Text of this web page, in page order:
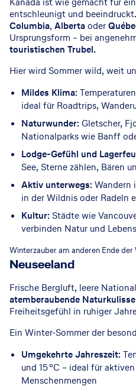
entschleunigt und
Columbia, Albertaoder
Ursprungsform – bei
touristischen Trubel.
Hier wird Sommer wild, weit
Mildes Klima:
ideal für Roadtrips,
Naturwunder: Gletscher,
Nationalparks wie Banff
Lodge-Gefühl und
See, Sterne zählen, Bären
Aktiv unterwegs: Wandern
in der Wildnis oder Radeln
Kultur: Städte wie
verbinden Natur und
Winterzauber am anderen Ende der
Neuseeland
Frische Bergluft, leere
atemberaubende Naturkulisse
Freiheitsgefühl in ruhiger
Ein Winter-Sommer der
Umgekehrte Jahreszeit:
und 15 °C – ideal für
Menschenmengen